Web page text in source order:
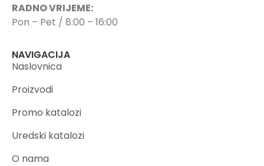
RADNO VRIJEME:
Pon – Pet / 8:00 – 16:00
NAVIGACIJA
Naslovnica
Proizvodi
Promo katalozi
Uredski katalozi
O nama